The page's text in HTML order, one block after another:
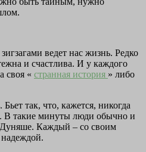
ведет нас жизнь. Редко
и счастлива. И у каждого
своя « странная история » либо
так, что, кажется, никогда
В такие минуты люди обычно и
Каждый – со своим
надеждой.